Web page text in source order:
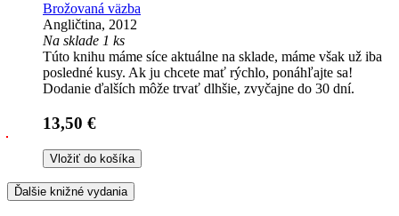
Brožovaná väzba
Angličtina, 2012
Na sklade 1 ks
Túto knihu máme síce aktuálne na sklade, máme však už iba
posledné kusy. Ak ju chcete mať rýchlo, ponáhľajte sa!
Dodanie ďalších môže trvať dlhšie, zvyčajne do 30 dní.
13,50 €
Vložiť do košíka
Ďalšie knižné vydania